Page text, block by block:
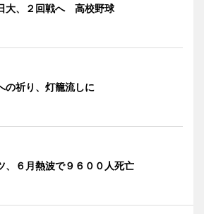
大、２回戦へ 高校野球
の祈り、灯籠流しに
、６月熱波で９６００人死亡